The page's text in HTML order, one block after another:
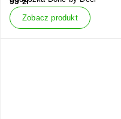
Zobacz produkt